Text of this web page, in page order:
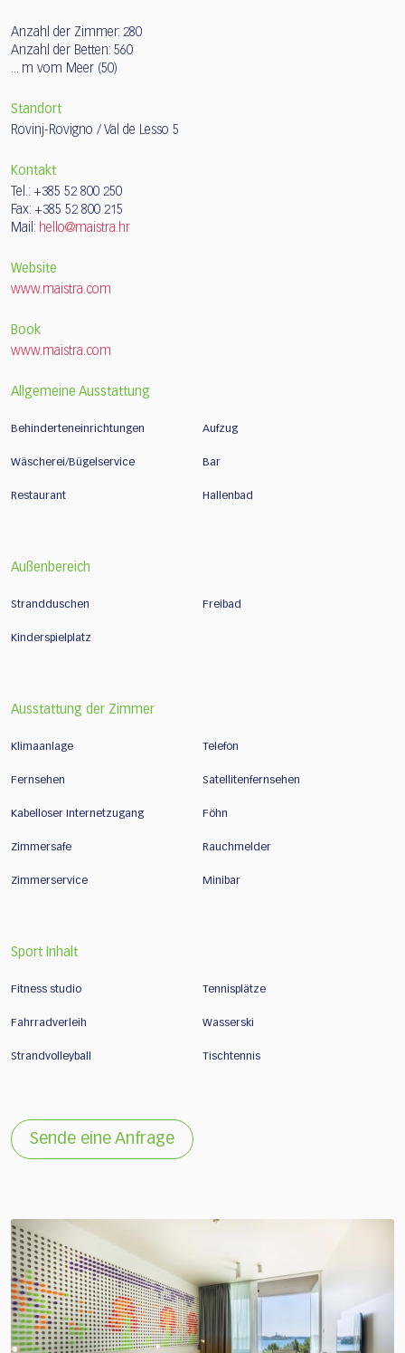
Anzahl der Zimmer: 280
Anzahl der Betten: 560
... m vom Meer (50)
Standort
Rovinj-Rovigno / Val de Lesso 5
Kontakt
Tel.: +385 52 800 250
Fax: +385 52 800 215
Mail: hello@maistra.hr
Website
www.maistra.com
Book
www.maistra.com
Allgemeine Ausstattung
Behinderteneinrichtungen Aufzug
Wäscherei/Bügelservice Bar
Restaurant Hallenbad
Außenbereich
Strandduschen Freibad
Kinderspielplatz
Ausstattung der Zimmer
Klimaanlage Telefon
Fernsehen Satellitenfernsehen
Kabelloser Internetzugang Föhn
Zimmersafe Rauchmelder
Zimmerservice Minibar
Sport Inhalt
Fitness studio Tennisplätze
Fahrradverleih Wasserski
Strandvolleyball Tischtennis
Sende eine Anfrage